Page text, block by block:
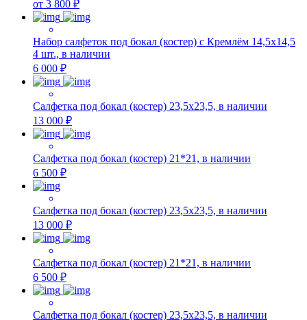
от 3 800 ₽
Набор салфеток под бокал (костер) с Кремлём 14,5х14,5
4 шт., в наличии
6 000 ₽
Салфетка под бокал (костер) 23,5х23,5, в наличии
13 000 ₽
Салфетка под бокал (костер) 21*21, в наличии
6 500 ₽
Салфетка под бокал (костер) 23,5х23,5, в наличии
13 000 ₽
Салфетка под бокал (костер) 21*21, в наличии
6 500 ₽
Салфетка под бокал (костер) 23,5х23,5, в наличии